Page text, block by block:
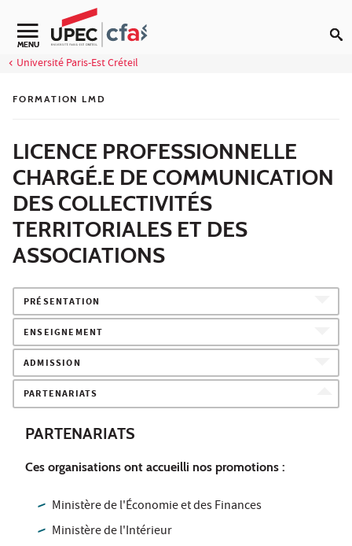
Aller au contenu
MENU
Université Paris-Est Créteil
FORMATION LMD
LICENCE PROFESSIONNELLE
CHARGÉ.E DE COMMUNICATION
DES COLLECTIVITÉS
TERRITORIALES ET DES
ASSOCIATIONS
PRÉSENTATION
ENSEIGNEMENT
ADMISSION
PARTENARIATS
PARTENARIATS
Ces organisations ont accueilli nos promotions :
Ministère de l'Économie et des Finances
Ministère de l'Intérieur